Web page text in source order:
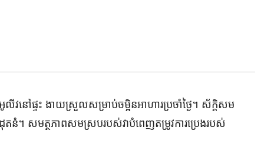
លីវនៅផ្ទះ ងាយស្រួលសម្រាប់ចម្អិនអាហារប្រចាំថ្ងៃ។ ស័ក្តិសម
តនំ។ សមត្ថភាពសមស្របរបស់វាបំពេញតម្រូវការប្រេងរបស់